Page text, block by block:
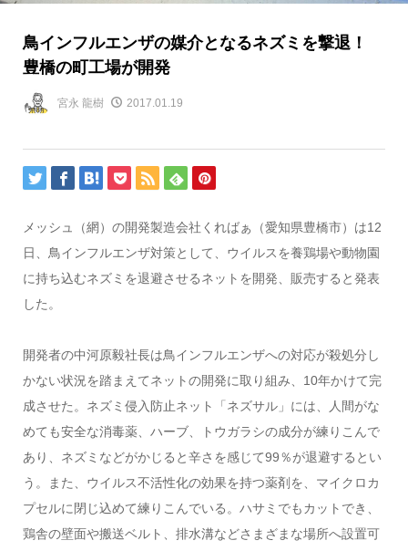
鳥インフルエンザの媒介となるネズミを撃退！
豊橋の町工場が開発
宮永 龍樹 2017.01.19
メッシュ（網）の開発製造会社くればぁ（愛知県豊橋市）は12
日、鳥インフルエンザ対策として、ウイルスを養鶏場や動物園
に持ち込むネズミを退避させるネットを開発、販売すると発表
した。
開発者の中河原毅社長は鳥インフルエンザへの対応が殺処分し
かない状況を踏まえてネットの開発に取り組み、10年かけて完
成させた。ネズミ侵入防止ネット「ネズサル」には、人間がな
めても安全な消毒薬、ハーブ、トウガラシの成分が練りこんで
あり、ネズミなどがかじると辛さを感じて99％が退避するとい
う。また、ウイルス不活性化の効果を持つ薬剤を、マイクロカ
プセルに閉じ込めて練りこんでいる。ハサミでもカットでき、
鶏舎の壁面や搬送ベルト、排水溝などさまざまな場所へ設置可